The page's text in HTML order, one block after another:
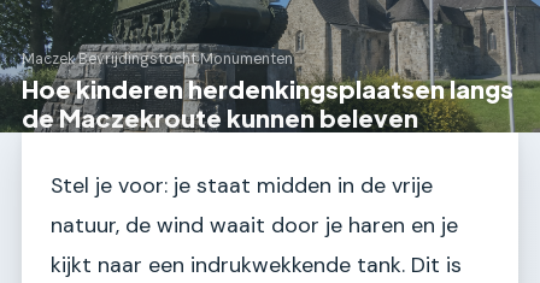
Maczek Bevrijdingstocht›Monumenten
Hoe kinderen herdenkingsplaatsen langs
de Maczekroute kunnen beleven
Stel je voor: je staat midden in de vrije
natuur, de wind waait door je haren en je
kijkt naar een indrukwekkende tank. Dit is